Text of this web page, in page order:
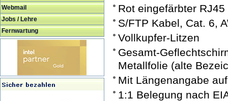
Webmail
Jobs / Lehre
Fernwartung
Rot eingefärbter
S/FTP Kabel, Cat. 6,
Vollkupfer-Litzen
Gesamt-
Metallfolie (alte
Mit Längenangabe
1:1 Belegung nach